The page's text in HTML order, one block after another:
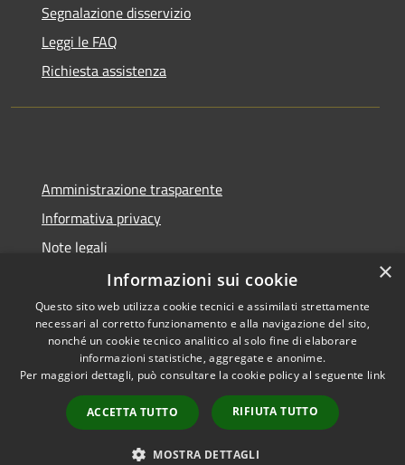
Segnalazione disservizio
Leggi le FAQ
Richiesta assistenza
Amministrazione trasparente
Informativa privacy
Note legali
Dichiarazione di accessibilità
RSS
Accessibilità
Copyright © 2026 • Comune di
Municipium•
Accesso
redazione
×
Informazioni sui cookie
Questo sito web utilizza cookie tecnici e assimilati strettamente
necessari al corretto funzionamento e alla navigazione del sito,
nonché un cookie tecnico analitico al solo fine di elaborare
informazioni statistiche, aggregate e anonime.
Per maggiori dettagli, può consultare la cookie policy al seguente link
ACCETTA TUTTO RIFIUTA TUTTO
MOSTRA DETTAGLI